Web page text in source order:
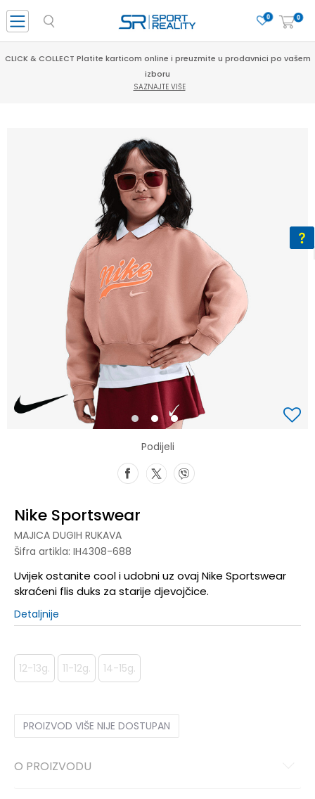
0
0
CLICK & COLLECT Platite karticom online i preuzmite u prodavnici po vašem
izboru
SAZNAJTE VIŠE
1 2 3
Podijeli
Nike Sportswear
MAJICA DUGIH RUKAVA
Šifra artikla: IH4308-688
Uvijek ostanite cool i udobni uz ovaj Nike Sportswear
skraćeni flis duks za starije djevojčice.
Detaljnije
12-13g. 11-12g. 14-15g.
PROIZVOD VIŠE NIJE DOSTUPAN
O PROIZVODU